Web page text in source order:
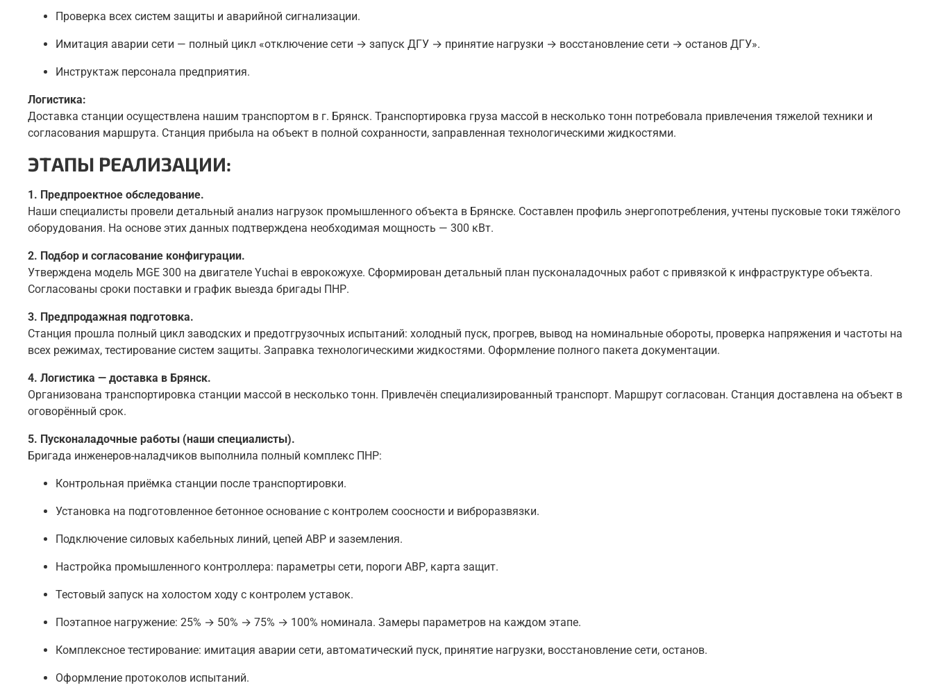
Проверка всех систем защиты и аварийной сигнализации.
Имитация аварии сети — полный цикл «отключение сети → запуск ДГУ → принятие нагрузки → восстановление сети → останов ДГУ».
Инструктаж персонала предприятия.
Логистика:
Доставка станции осуществлена нашим транспортом в г. Брянск. Транспортировка груза массой в несколько тонн потребовала привлечения тяжелой техники и
согласования маршрута. Станция прибыла на объект в полной сохранности, заправленная технологическими жидкостями.
ЭТАПЫ РЕАЛИЗАЦИИ:
1. Предпроектное обследование.
Наши специалисты провели детальный анализ нагрузок промышленного объекта в Брянске. Составлен профиль энергопотребления, учтены пусковые токи тяжёлого
оборудования. На основе этих данных подтверждена необходимая мощность — 300 кВт.
2. Подбор и согласование конфигурации.
Утверждена модель MGE 300 на двигателе Yuchai в еврокожухе. Сформирован детальный план пусконаладочных работ с привязкой к инфраструктуре объекта.
Согласованы сроки поставки и график выезда бригады ПНР.
3. Предпродажная подготовка.
Станция прошла полный цикл заводских и предотгрузочных испытаний: холодный пуск, прогрев, вывод на номинальные обороты, проверка напряжения и частоты на
всех режимах, тестирование систем защиты. Заправка технологическими жидкостями. Оформление полного пакета документации.
4. Логистика — доставка в Брянск.
Организована транспортировка станции массой в несколько тонн. Привлечён специализированный транспорт. Маршрут согласован. Станция доставлена на объект в
оговорённый срок.
5. Пусконаладочные работы (наши специалисты).
Бригада инженеров-наладчиков выполнила полный комплекс ПНР:
Контрольная приёмка станции после транспортировки.
Установка на подготовленное бетонное основание с контролем соосности и виброразвязки.
Подключение силовых кабельных линий, цепей АВР и заземления.
Настройка промышленного контроллера: параметры сети, пороги АВР, карта защит.
Тестовый запуск на холостом ходу с контролем уставок.
Поэтапное нагружение: 25% → 50% → 75% → 100% номинала. Замеры параметров на каждом этапе.
Комплексное тестирование: имитация аварии сети, автоматический пуск, принятие нагрузки, восстановление сети, останов.
Оформление протоколов испытаний.